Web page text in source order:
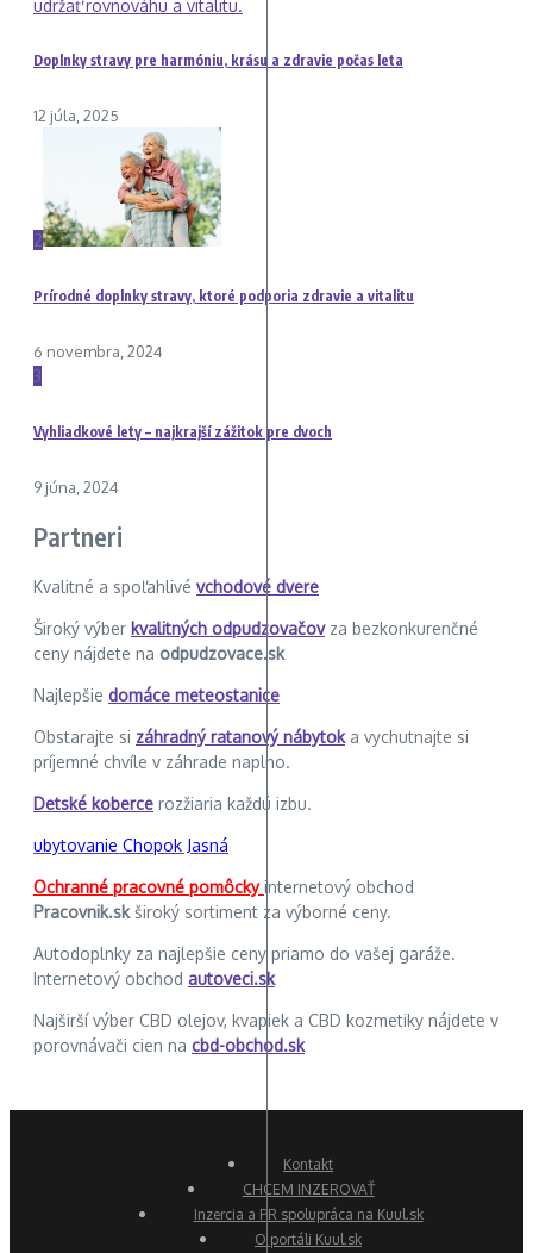
Doplnky stravy pre harmóniu, krásu a zdravie počas leta
12 júla, 2025
2
Prírodné doplnky stravy, ktoré podporia zdravie a vitalitu
6 novembra, 2024
3
Vyhliadkové lety – najkrajší zážitok pre dvoch
9 júna, 2024
Partneri
Kvalitné a spoľahlivé vchodové dvere
Široký výber kvalitných odpudzovačovza bezkonkurenčné
ceny nájdete na odpudzovace.sk
Najlepšie domáce meteostanice
Obstarajte si záhradný ratanový nábytoka vychutnajte si
príjemné chvíle v záhrade naplno.
Detské koberce rozžiaria každú izbu.
ubytovanie Chopok Jasná
Ochranné pracovné pomôckyinternetový obchod
Pracovnik.skširoký sortiment za výborné ceny.
Autodoplnky za najlepšie ceny priamo do vašej garáže.
Internetový obchod autoveci.sk
Najširší výber CBD olejov, kvapiek a CBD kozmetiky nájdete v
porovnávači cien na cbd-obchod.sk
Kontakt
CHCEM INZEROVAŤ
Inzercia a PR spolupráca na Kuul.sk
O portáli Kuul.sk